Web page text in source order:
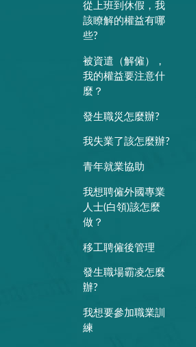
從上班到休假，我
該瞭解的權益有哪
些?
被資遣（解僱），
我的權益要注意什
麼？
發生職災怎麼辦?
我失業了該怎麼辦?
青年就業協助
我想聘僱外國專業
人士(白領)該怎麼
做？
移工聘僱後管理
發生職場霸凌怎麼
辦?
我想要參加職業訓
練